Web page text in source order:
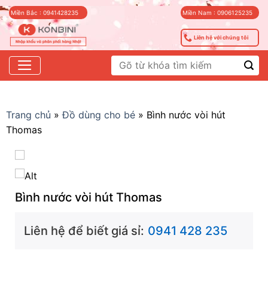
Skip
to
content
Miền Bắc : 0941428235 Miền Nam : 0906125235
Liên hệ với chúng tôi
Tìm
kiếm:
Trang chủ »Đồ dùng cho bé » Bình nước vòi hút
Thomas
Bình nước vòi hút Thomas
Liên hệ để biết giá sỉ: 0941 428 235